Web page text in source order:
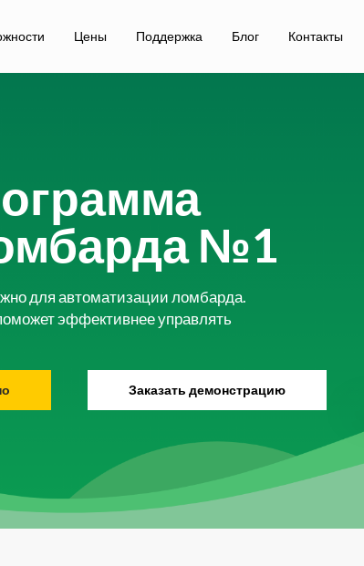
Цены Поддержка Блог Контакты
№1
для автоматизации ломбарда.
эффективнее управлять
Заказать демонстрацию